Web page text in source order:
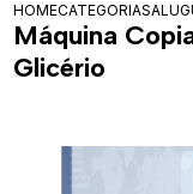
HOMECATEGORIAS
Máquina
Glicério